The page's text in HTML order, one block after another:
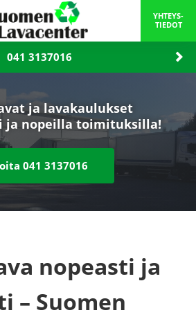
YHTEYS-
TIEDOT
041 3137016‬
ja lavakaulukset
ja nopeilla toimituksilla!
‪041 3137016‬
nopeasti ja
– Suomen